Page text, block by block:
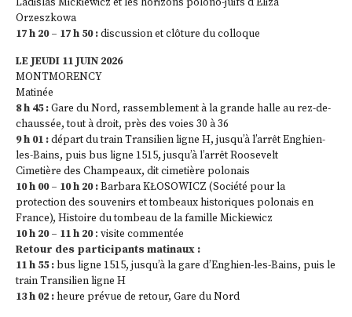
Ladislas Mickiewicz et les horizons polono-juifs d’Eliza
Orzeszkowa
17 h 20 – 17 h 50 :discussion et clôture du colloque
LE JEUDI 11 JUIN 2026
MONTMORENCY
Matinée
8 h 45 :Gare du Nord, rassemblement à la grande halle au rez-de-
chaussée, tout à droit, près des voies 30 à 36
9 h 01 :départ du train Transilien ligne H, jusqu’à l’arrêt Enghien-
les-Bains, puis bus ligne 1515, jusqu’à l’arrêt Roosevelt
Cimetière des Champeaux, dit cimetière polonais
10 h 00 – 10 h 20 :Barbara KŁOSOWICZ (Société pour la
protection des souvenirs et tombeaux historiques polonais en
France), Histoire du tombeau de la famille Mickiewicz
10 h 20 – 11 h 20: visite commentée
Retour des participants matinaux :
11 h 55 :bus ligne 1515, jusqu’à la gare d’Enghien-les-Bains, puis le
train Transilien ligne H
13 h 02 :heure prévue de retour, Gare du Nord